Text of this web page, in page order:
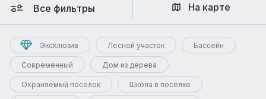
Все фильтры
Эксклюзив Лесной участок Бассейн
Современный Дом из дерева
Охраняемый поселок Школа в посёлке
На карте